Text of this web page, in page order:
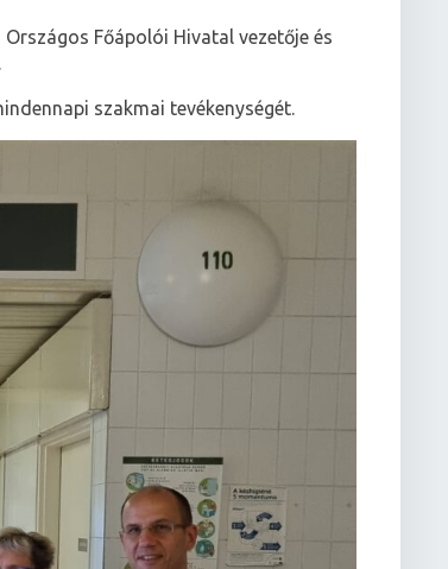
Főápolói Hivatal vezetője és
szakmai tevékenységét.